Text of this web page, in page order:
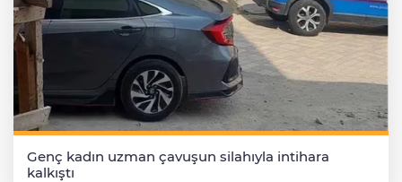
Genç kadın uzman çavuşun silahıyla intihara
kalkıştı